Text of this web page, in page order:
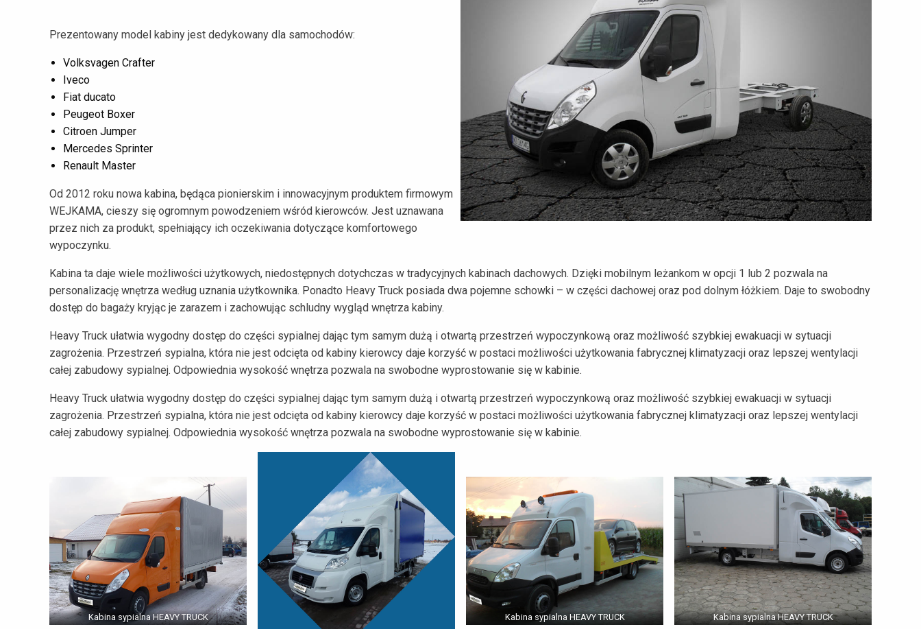
Prezentowany model kabiny jest dedykowany dla samochodów:
Volksvagen Crafter
Iveco
Fiat ducato
Peugeot Boxer
Citroen Jumper
Mercedes Sprinter
Renault Master
Od 2012 roku nowa kabina, będąca pionierskim i innowacyjnym produktem firmowym
WEJKAMA, cieszy się ogromnym powodzeniem wśród kierowców. Jest uznawana
przez nich za produkt, spełniający ich oczekiwania dotyczące komfortowego
wypoczynku.
Kabina ta daje wiele możliwości użytkowych, niedostępnych dotychczas w tradycyjnych kabinach dachowych. Dzięki mobilnym leżankom w opcji 1 lub 2 pozwala na
personalizację wnętrza według uznania użytkownika. Ponadto Heavy Truck posiada dwa pojemne schowki – w części dachowej oraz pod dolnym łóżkiem. Daje to swobodny
dostęp do bagaży kryjąc je zarazem i zachowując schludny wygląd wnętrza kabiny.
Heavy Truck ułatwia wygodny dostęp do części sypialnej dając tym samym dużą i otwartą przestrzeń wypoczynkową oraz możliwość szybkiej ewakuacji w sytuacji
zagrożenia. Przestrzeń sypialna, która nie jest odcięta od kabiny kierowcy daje korzyść w postaci możliwości użytkowania fabrycznej klimatyzacji oraz lepszej wentylacji
całej zabudowy sypialnej. Odpowiednia wysokość wnętrza pozwala na swobodne wyprostowanie się w kabinie.
Heavy Truck ułatwia wygodny dostęp do części sypialnej dając tym samym dużą i otwartą przestrzeń wypoczynkową oraz możliwość szybkiej ewakuacji w sytuacji
zagrożenia. Przestrzeń sypialna, która nie jest odcięta od kabiny kierowcy daje korzyść w postaci możliwości użytkowania fabrycznej klimatyzacji oraz lepszej wentylacji
całej zabudowy sypialnej. Odpowiednia wysokość wnętrza pozwala na swobodne wyprostowanie się w kabinie.
Kabina sypialna HEAVY TRUCK Kabina sypialna HEAVY TRUCK Kabina sypialna HEAVY TRUCK